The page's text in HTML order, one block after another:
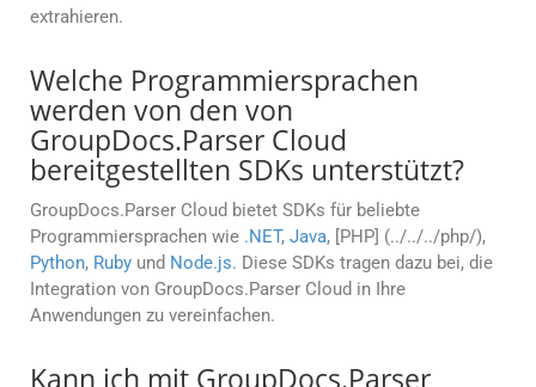
extrahieren.
Welche Programmiersprachen
werden von den von
GroupDocs.Parser Cloud
bereitgestellten SDKs unterstützt?
GroupDocs.Parser Cloud bietet SDKs für beliebte
Programmiersprachen wie .NET, Java, [PHP] (../../../php/),
Python, Ruby und Node.js. Diese SDKs tragen dazu bei, die
Integration von GroupDocs.Parser Cloud in Ihre
Anwendungen zu vereinfachen.
Kann ich mit GroupDocs.Parser